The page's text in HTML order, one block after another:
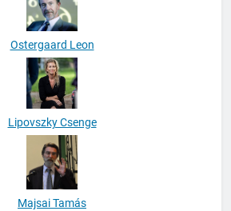
Ostergaard Leon
Lipovszky Csenge
Majsai Tamás